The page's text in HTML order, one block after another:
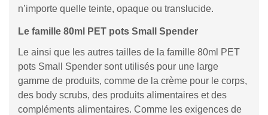
n’importe quelle teinte, opaque ou translucide.
Le famille 80ml PET pots Small Spender
Le ainsi que les autres tailles de la famille 80ml PET
pots Small Spender sont utilisés pour une large
gamme de produits, comme de la crème pour le corps,
des body scrubs, des produits alimentaires et des
compléments alimentaires. Comme les exigences de